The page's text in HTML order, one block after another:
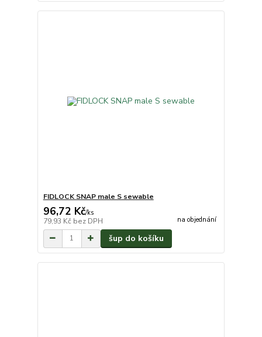
FIDLOCK SNAP male S sewable
96,72 Kč/ks
79,93 Kč bez DPH na objednání
šup do košíku